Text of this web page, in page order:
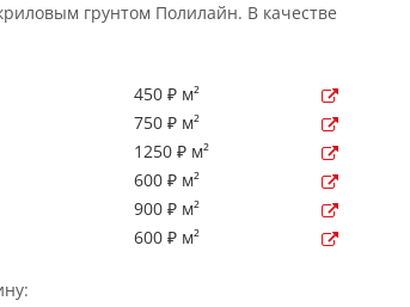
грунтом Полилайн. В качестве
450 ₽ м²
750 ₽ м²
1250 ₽ м²
600 ₽ м²
900 ₽ м²
600 ₽ м²